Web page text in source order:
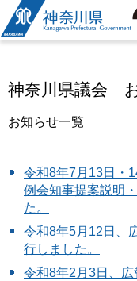
神奈川県
神奈川県議会
お知らせ一覧
令和8年7月13日・
例会知事提案説明
た。
令和8年5月12日、
行しました。
令和8年2月3日、